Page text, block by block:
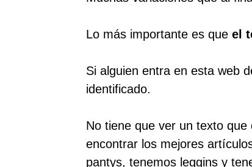
Lo más importante es queel
Si alguien entra en esta web
identificado.
No tiene que ver un texto
encontrar los mejores
pantys, tenemos leggins y